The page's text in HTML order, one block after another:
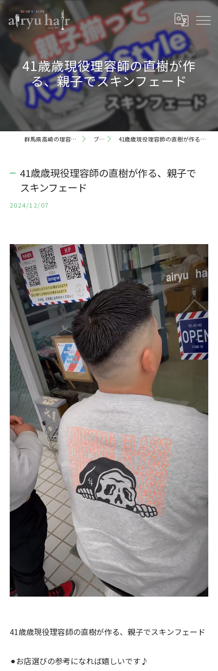
41歳歳現役理容師の直樹が作
る、親子でスキンフェード
群馬県高崎の理容室ならairyu hair ブログ 41歳歳現役理容師の直樹が作る、親子でスキンフェード
41歳歳現役理容師の直樹が作る、親子で
スキンフェード
2024/12/07
41歳歳現役理容師の直樹が作る、親子でスキンフェード
⚫︎お店選びの参考になれば嬉しいです♪